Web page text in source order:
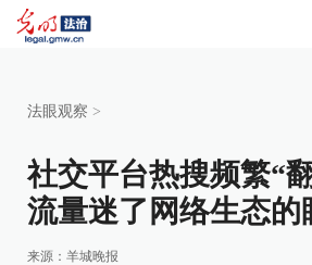
法眼观察 >
社交平台热搜频繁“
流量迷了网络生态的
来源： 羊城晚报